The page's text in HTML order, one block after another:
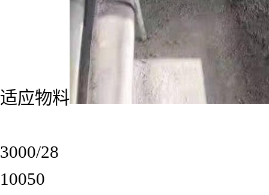
适应物料
3000/28
10050